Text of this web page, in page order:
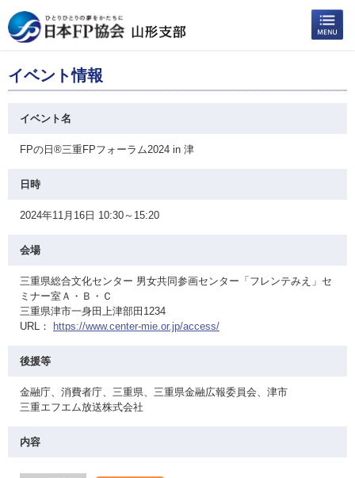
イベント情報
イベント名
FPの日®三重FPフォーラム2024 in 津
日時
2024年11月16日 10:30～15:20
会場
三重県総合文化センター 男女共同参画センター「フレンテみえ」セ
ミナー室Ａ・Ｂ・Ｃ
三重県津市一身田上津部田1234
URL：
https://www.center-mie.or.jp/access/
後援等
金融庁、消費者庁、三重県、三重県金融広報委員会、津市
三重エフエム放送株式会社
内容